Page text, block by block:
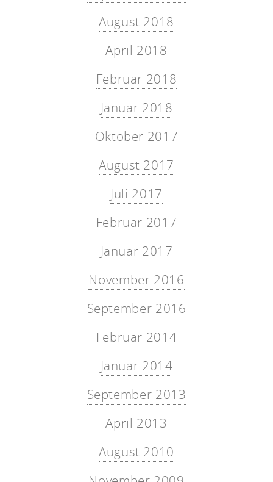
August 2018
April 2018
Februar 2018
Januar 2018
Oktober 2017
August 2017
Juli 2017
Februar 2017
Januar 2017
November 2016
September 2016
Februar 2014
Januar 2014
September 2013
April 2013
August 2010